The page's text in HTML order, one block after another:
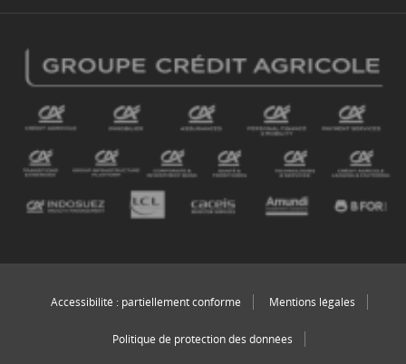
Accessibilité : partiellement conforme Mentions légales
Politique de protection des données